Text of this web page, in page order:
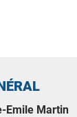
Emile Martin